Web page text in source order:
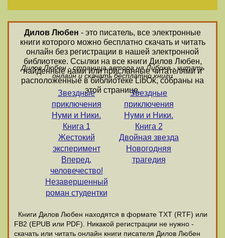
Дилов Любен - это писатель, все электронные
книги которого можно бесплатно скачать и читать
онлайн без регистрации в нашей электронной
библиотеке. Ссылки на все книги Дилов Любен,
найденные нами или присланные читателями и
расположенные в библиотеке LibOk, собраны на
этой странице.
Дилов Любен - страница автора на Либоке - читать
онлайн и скачать бесплатно книги
Звездные
приключения
Нуми и Ники.
Книга 1
Жестокий
эксперимент
Вперед,
человечество!
Незавершенный
роман студентки
Звездные
приключения
Нуми и Ники.
Книга 2
Двойная звезда
Новогодняя
трагедия
Книги Дилов Любен находятся в формате ТХТ (RTF) или
FB2 (EPUB или PDF). Никакой регистрации не нужно -
скачать или читать онлайн книги писателя Дилов Любен